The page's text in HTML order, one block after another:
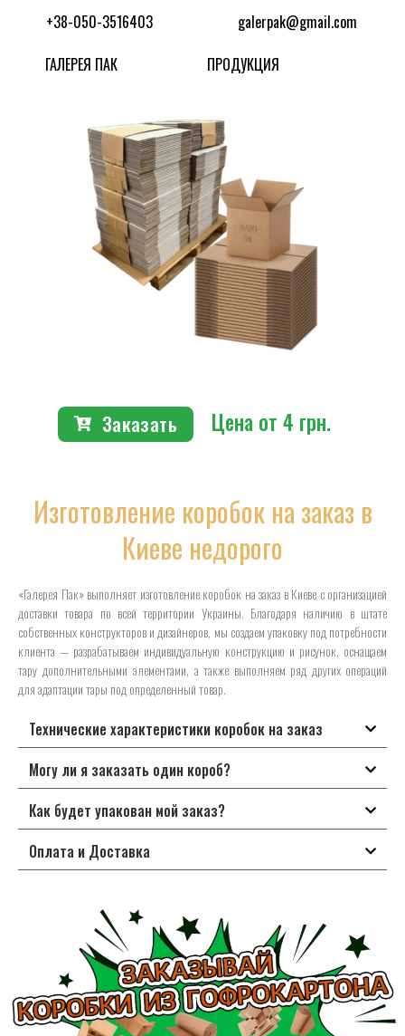
+38-050-3516403
galerpak@gmail.com
ГАЛЕРЕЯ ПАК
ПРОДУКЦИЯ
Заказать Цена от 4 грн.
Изготовление коробок на заказ в
Киеве недорого
«Галерея Пак» выполняет изготовление коробок на заказ в Киеве с организацией
доставки товара по всей территории Украины. Благодаря наличию в штате
собственных конструкторов и дизайнеров, мы создаем упаковку под потребности
клиента — разрабатываем индивидуальную конструкцию и рисунок, оснащаем
тару дополнительными элементами, а также выполняем ряд других операций
для адаптации тары под определенный товар.
Технические характеристики коробок на заказ
Могу ли я заказать один короб?
Как будет упакован мой заказ?
Оплата и Доставка